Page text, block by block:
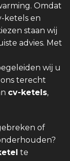
Omdat
ketels en
staan wij
advies. Met
wij u
terecht
cv-ketels,
of
te